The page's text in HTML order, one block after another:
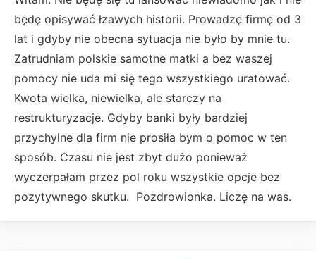
będę opisywać łzawych historii. Prowadzę firmę od 3
lat i gdyby nie obecna sytuacja nie było by mnie tu.
Zatrudniam polskie samotne matki a bez waszej
pomocy nie uda mi się tego wszystkiego uratować.
Kwota wielka, niewielka, ale starczy na
restrukturyzacje. Gdyby banki były bardziej
przychylne dla firm nie prosiła bym o pomoc w ten
sposób. Czasu nie jest zbyt dużo ponieważ
wyczerpałam przez pol roku wszystkie opcje bez
pozytywnego skutku. Pozdrowionka. Liczę na was.